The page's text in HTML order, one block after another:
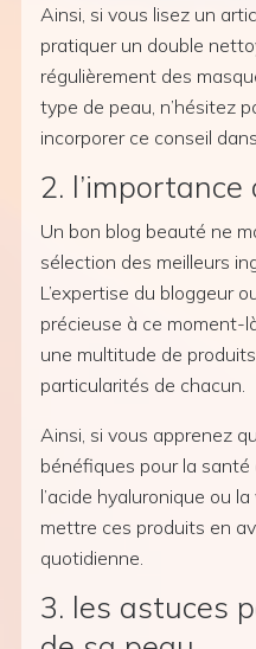
Ainsi, si vous lisez un
pratiquer un double
régulièrement des
type de peau, n’hésitez
incorporer ce conseil
2.
Un bon blog beauté ne
sélection des meilleurs
L’expertise du bloggeur
précieuse à ce moment-
une multitude de
particularités de chacun.
Ainsi, si vous apprenez
bénéfiques pour la
l’acide hyaluronique ou
mettre ces produits en
quotidienne.
3. les astuces